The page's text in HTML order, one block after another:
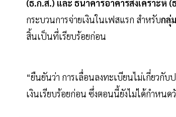
(ธ.ก.ส.) และ ธนาคารอาคารสงเคราะห์ (
กระบวนการจ่ายเงินในเฟสแรก สำหรับกลุ่
สิ้นเป็นที่เรียบร้อยก่อน
“ยืนยันว่า การเลื่อนลงทะเบียนไม่เกี่ยวกั
เงินเรียบร้อยก่อน ซึ่งตอนนี้ยังไม่ได้กำหน